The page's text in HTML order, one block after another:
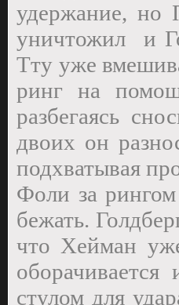
удержание, но
уничтожил
и
Тту уже
ринг на
разбегаясь
двоих он
подхватывая
Фоли за рингом
бежать.
что Хейман
стулом для